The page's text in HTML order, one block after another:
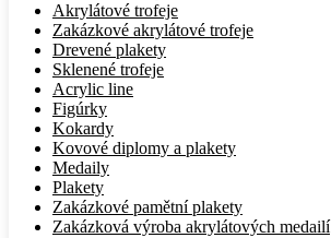
Akrylátové trofeje
Zakázkové akrylátové trofeje
Drevené plakety
Sklenené trofeje
Acrylic line
Figúrky
Kokardy
Kovové diplomy a plakety
Medaily
Plakety
Zakázkové pamětní plakety
Zakázková výroba akrylátových medailí